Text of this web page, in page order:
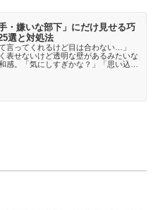
・嫌いな部下」にだけ見せる巧
選と対処法
言ってくれるけど目は合わない…」
表せないけど透明な壁があるみたいな
感。「気にしすぎかな？」「思い込み